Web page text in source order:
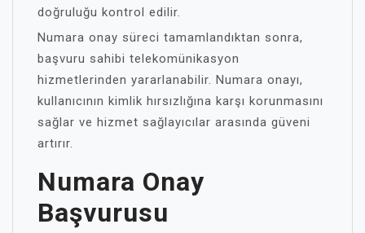
doğruluğu kontrol edilir.
Numara onay süreci tamamlandıktan sonra,
başvuru sahibi telekomünikasyon
hizmetlerinden yararlanabilir. Numara onayı,
kullanıcının kimlik hırsızlığına karşı korunmasını
sağlar ve hizmet sağlayıcılar arasında güveni
artırır.
Numara Onay
Başvurusu